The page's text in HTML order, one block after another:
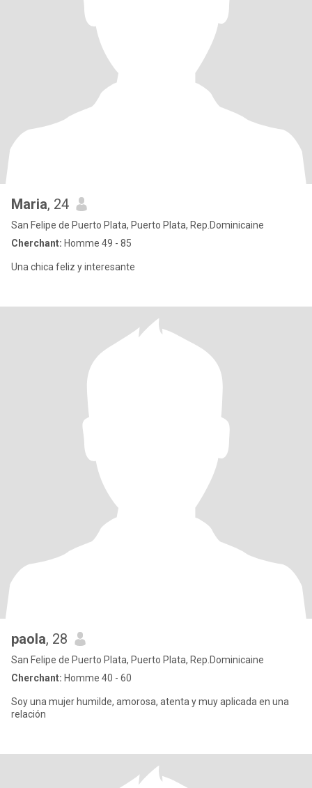
Maria, 24
San Felipe de Puerto Plata, Puerto Plata, Rep.Dominicaine
Cherchant: Homme 49 - 85
Una chica feliz y interesante
paola, 28
San Felipe de Puerto Plata, Puerto Plata, Rep.Dominicaine
Cherchant: Homme 40 - 60
Soy una mujer humilde, amorosa, atenta y muy aplicada en una
relación